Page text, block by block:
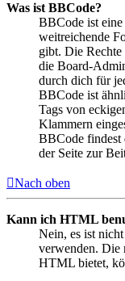
Was ist BBCode?
BBCode ist
weitreichende
gibt. Die
die Board-
durch dich für
BBCode ist
Tags von
Klammern
BBCode findest
der Seite zur
Nach oben
Kann ich HTML
Nein, es ist
verwenden. Die
HTML bietet,